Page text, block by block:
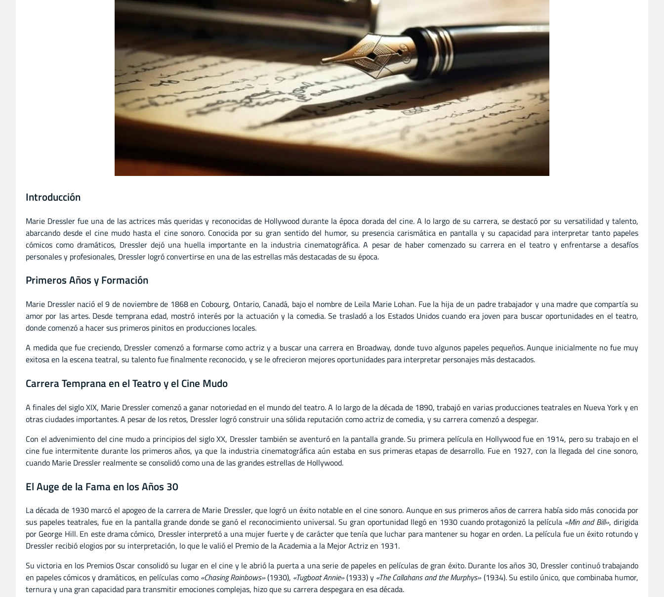
Introducción
Marie Dressler fue una de las actrices más queridas y reconocidas de Hollywood durante la época dorada del cine. A lo largo de su carrera, se destacó por su versatilidad y talento,
abarcando desde el cine mudo hasta el cine sonoro. Conocida por su gran sentido del humor, su presencia carismática en pantalla y su capacidad para interpretar tanto papeles
cómicos como dramáticos, Dressler dejó una huella importante en la industria cinematográfica. A pesar de haber comenzado su carrera en el teatro y enfrentarse a desafíos
personales y profesionales, Dressler logró convertirse en una de las estrellas más destacadas de su época.
Primeros Años y Formación
Marie Dressler nació el 9 de noviembre de 1868 en Cobourg, Ontario, Canadá, bajo el nombre de Leila Marie Lohan. Fue la hija de un padre trabajador y una madre que compartía su
amor por las artes. Desde temprana edad, mostró interés por la actuación y la comedia. Se trasladó a los Estados Unidos cuando era joven para buscar oportunidades en el teatro,
donde comenzó a hacer sus primeros pinitos en producciones locales.
A medida que fue creciendo, Dressler comenzó a formarse como actriz y a buscar una carrera en Broadway, donde tuvo algunos papeles pequeños. Aunque inicialmente no fue muy
exitosa en la escena teatral, su talento fue finalmente reconocido, y se le ofrecieron mejores oportunidades para interpretar personajes más destacados.
Carrera Temprana en el Teatro y el Cine Mudo
A finales del siglo XIX, Marie Dressler comenzó a ganar notoriedad en el mundo del teatro. A lo largo de la década de 1890, trabajó en varias producciones teatrales en Nueva York y en
otras ciudades importantes. A pesar de los retos, Dressler logró construir una sólida reputación como actriz de comedia, y su carrera comenzó a despegar.
Con el advenimiento del cine mudo a principios del siglo XX, Dressler también se aventuró en la pantalla grande. Su primera película en Hollywood fue en 1914, pero su trabajo en el
cine fue intermitente durante los primeros años, ya que la industria cinematográfica aún estaba en sus primeras etapas de desarrollo. Fue en 1927, con la llegada del cine sonoro,
cuando Marie Dressler realmente se consolidó como una de las grandes estrellas de Hollywood.
El Auge de la Fama en los Años 30
La década de 1930 marcó el apogeo de la carrera de Marie Dressler, que logró un éxito notable en el cine sonoro. Aunque en sus primeros años de carrera había sido más conocida por
sus papeles teatrales, fue en la pantalla grande donde se ganó el reconocimiento universal. Su gran oportunidad llegó en 1930 cuando protagonizó la película «Min and Bill», dirigida
por George Hill. En este drama cómico, Dressler interpretó a una mujer fuerte y de carácter que tenía que luchar para mantener su hogar en orden. La película fue un éxito rotundo y
Dressler recibió elogios por su interpretación, lo que le valió el Premio de la Academia a la Mejor Actriz en 1931.
Su victoria en los Premios Oscar consolidó su lugar en el cine y le abrió la puerta a una serie de papeles en películas de gran éxito. Durante los años 30, Dressler continuó trabajando
en papeles cómicos y dramáticos, en películas como «Chasing Rainbows»(1930), «Tugboat Annie»(1933) y «The Callahans and the Murphys» (1934). Su estilo único, que combinaba humor,
ternura y una gran capacidad para transmitir emociones complejas, hizo que su carrera despegara en esa década.